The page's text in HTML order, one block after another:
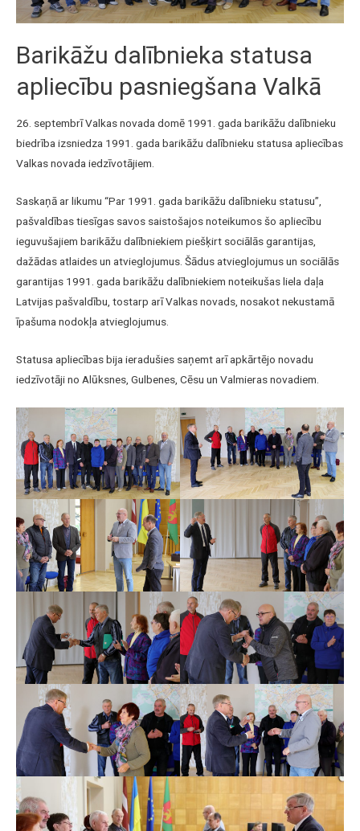
Barikāžu dalībnieka statusa
apliecību pasniegšana Valkā
26. septembrī Valkas novada domē 1991. gada barikāžu dalībnieku
biedrība izsniedza 1991. gada barikāžu dalībnieku statusa apliecības
Valkas novada iedzīvotājiem.
Saskaņā ar likumu “Par 1991. gada barikāžu dalībnieku statusu”,
pašvaldības tiesīgas savos saistošajos noteikumos šo apliecību
ieguvušajiem barikāžu dalībniekiem piešķirt sociālās garantijas,
dažādas atlaides un atvieglojumus. Šādus atvieglojumus un sociālās
garantijas 1991. gada barikāžu dalībniekiem noteikušas liela daļa
Latvijas pašvaldību, tostarp arī Valkas novads, nosakot nekustamā
īpašuma nodokļa atvieglojumus.
Statusa apliecības bija ieradušies saņemt arī apkārtējo novadu
iedzīvotāji no Alūksnes, Gulbenes, Cēsu un Valmieras novadiem.